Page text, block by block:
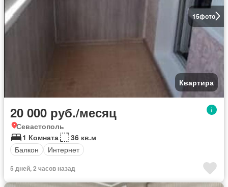
15фото
Квартира
20 000 руб./месяц
Севастополь
1 Комната
36 кв.м
Балкон
Интернет
5 дней, 2 часов назад